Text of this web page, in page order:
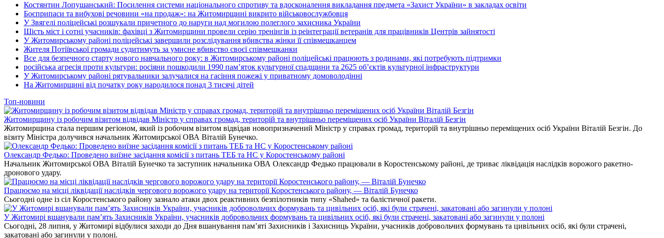
Костянтин Лопушанський: Посилення системи національного спротиву та вдосконалення викладання предмета «Захист України» в закладах освіти
Боєприпаси та вибухові речовини «на продаж»: на Житомирщині викрито військовослужбовця
У Звягелі поліцейські розшукали причетного до наруги над могилою полеглого захисника України
Шість міст і сотні учасників: фахівці з Житомирщини провели серію тренінгів із реінтеграції ветеранів для працівників Центрів зайнятості
У Житомирському районі поліцейські завершили розслідування вбивства жінки її співмешканцем
Жителя Потіївської громади судитимуть за умисне вбивство своєї співмешканки
Все для безпечного старту нового навчального року: в Житомирському районі поліцейські працюють з родинами, які потребують підтримки
російська агресія проти культури: росіяни пошкодили 1990 пам’яток культурної спадщини та 2625 об’єктів культурної інфраструктури
У Житомирському районі рятувальники залучалися на гасіння пожежі у приватному домоволодінні
На Житомирщині від початку року народилося понад 3 тисячі дітей
Топ-новини
Житомирщину із робочим візитом відвідав Міністр у справах громад, територій та внутрішньо переміщених осіб України Віталій Безгін
Житомирщина стала першим регіоном, який із робочим візитом відвідав новопризначений Міністр у справах громад, територій та внутрішньо переміщених осіб України Віталій Безгін. До
візиту Міністра долучився начальник Житомирської ОВА Віталій Бунечко.
Олександр Федько: Проведено виїзне засідання комісії з питань ТЕБ та НС у Коростенському районі
Начальник Житомирської ОВА Віталій Бунечко та заступник начальника ОВА Олександр Федько працювали в Коростенському районі, де триває ліквідація наслідків ворожого ракетно-
дронового удару.
Працюємо на місці ліквідації наслідків чергового ворожого удару на території Коростенського району, — Віталій Бунечко
Сьогодні одне із сіл Коростенського району зазнало атаки двох реактивних безпілотників типу «Shahed» та балістичної ракети.
У Житомирі вшанували пам’ять Захисників України, учасників добровольчих формувань та цивільних осіб, які були страчені, закатовані або загинули у полоні
Сьогодні, 28 липня, у Житомирі відбулися заходи до Дня вшанування пам’яті Захисників і Захисниць України, учасників добровольчих формувань та цивільних осіб, які були страчені,
закатовані або загинули у полоні.